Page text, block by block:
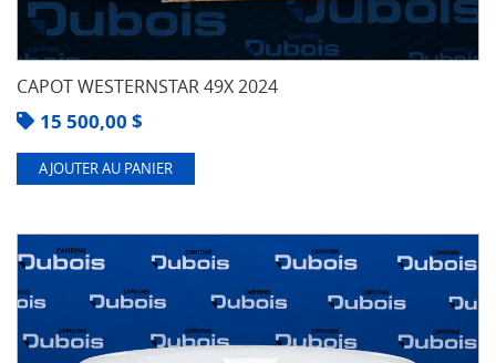
CAPOT WESTERNSTAR 49X 2024
15 500,00 $
AJOUTER AU PANIER